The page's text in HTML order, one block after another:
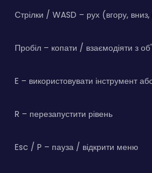
Стрілки / WASD – рух (вгору, вниз,
Пробіл – копати / взаємодіяти з
E – використовувати інструмент
R – перезапустити рівень
Esc / P – пауза / відкрити меню